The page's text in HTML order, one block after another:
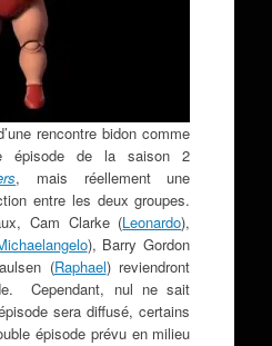
rencontre bidon comme
épisode de la saison 2
, mais réellement une
entre les deux groupes.
Cam Clarke (Leonardo),
), Barry Gordon
(Raphael) reviendront
Cependant, nul ne sait
sera diffusé, certains
épisode prévu en milieu